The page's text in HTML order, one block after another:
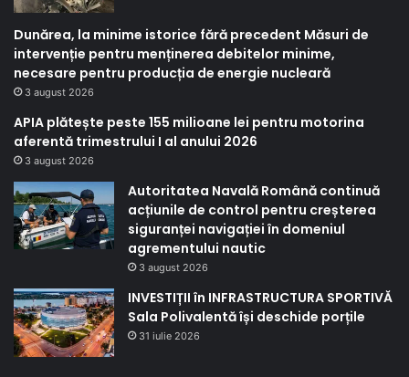
Dunărea, la minime istorice fără precedent Măsuri de
intervenție pentru menținerea debitelor minime,
necesare pentru producția de energie nucleară
3 august 2026
APIA plătește peste 155 milioane lei pentru motorina
aferentă trimestrului I al anului 2026
3 august 2026
Autoritatea Navală Română continuă
acțiunile de control pentru creșterea
siguranței navigației în domeniul
agrementului nautic
3 august 2026
INVESTIȚII în INFRASTRUCTURA SPORTIVĂ
Sala Polivalentă își deschide porțile
31 iulie 2026